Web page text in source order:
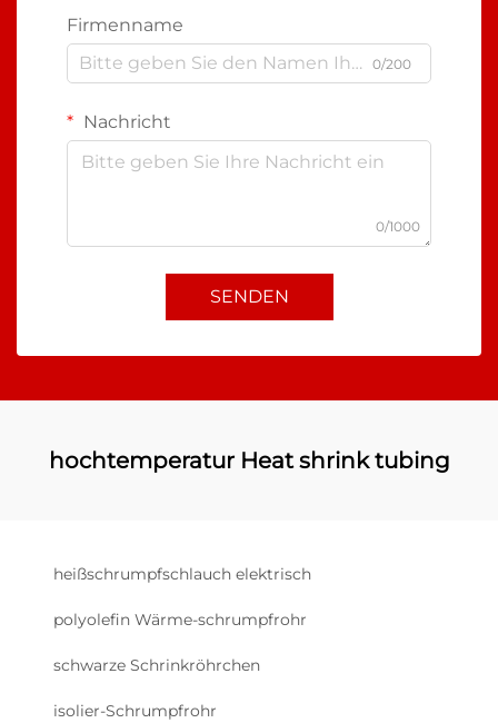
Firmenname
0/200
Nachricht
0/1000
SENDEN
hochtemperatur Heat shrink tubing
heißschrumpfschlauch elektrisch
polyolefin Wärme-schrumpfrohr
schwarze Schrinkröhrchen
isolier-Schrumpfrohr